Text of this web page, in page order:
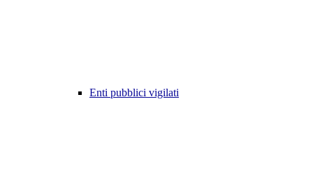
Enti pubblici vigilati